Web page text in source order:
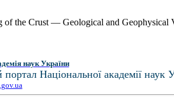
the Crust — Geological and Geophysical
наук України
портал Національної академії